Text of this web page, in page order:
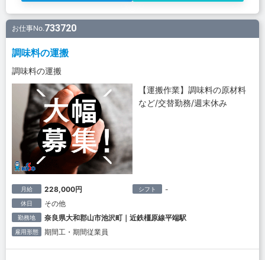
お仕事No.733720
調味料の運搬
調味料の運搬
【運搬作業】調味料の原材料
など/交替勤務/週末休み
月給 228,000円 シフト -
休日 その他
勤務地 奈良県大和郡山市池沢町｜近鉄橿原線平端駅
雇用形態 期間工・期間従業員